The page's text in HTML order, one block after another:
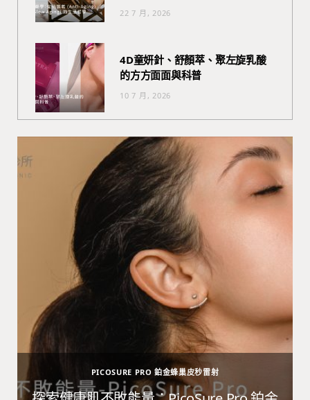
22 7 月, 2026
4D童妍針、舒顏萃、聚左旋乳酸
的方方面面與科普
10 7 月, 2026
PICOSURE PRO 鉑金蜂巢皮秒雷射